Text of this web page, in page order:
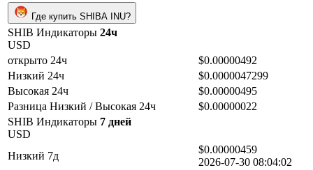
Где купить SHIBA INU?
SHIB Индикаторы 24ч
USD
открыто 24ч
$0.00000492
Низкий 24ч
$0.0000047299
Высокая 24ч
$0.00000495
Разница Низкий / Высокая 24ч
$0.00000022
SHIB Индикаторы 7 дней
USD
Низкий 7д
$0.00000459
2026-07-30 08:04:02